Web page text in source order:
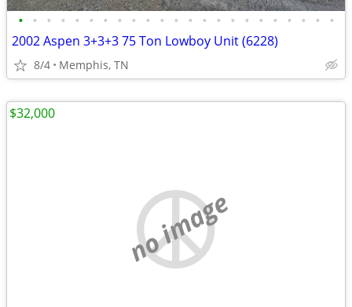
• • • • • • • • • • • • • • • • • • • • • • •
2002 Aspen 3+3+3 75 Ton Lowboy Unit (6228)
8/4 Memphis, TN
no image
$32,000